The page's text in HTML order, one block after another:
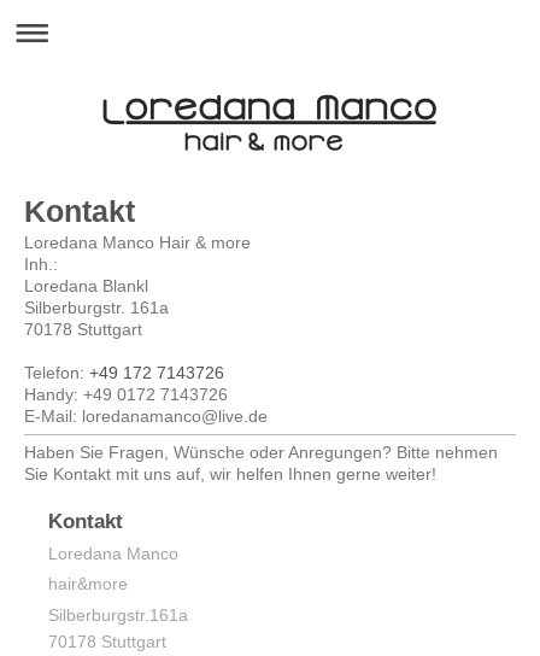
Kontakt
Loredana Manco Hair & more
Inh.:
Loredana Blankl
Silberburgstr. 161a
70178 Stuttgart
Telefon: +49 172 7143726
Handy: +49 0172 7143726
E-Mail: loredanamanco@live.de
Haben Sie Fragen, Wünsche oder Anregungen? Bitte nehmen
Sie Kontakt mit uns auf, wir helfen Ihnen gerne weiter!
Kontakt
Loredana Manco
hair&more
Silberburgstr. 161a
70178 Stuttgart